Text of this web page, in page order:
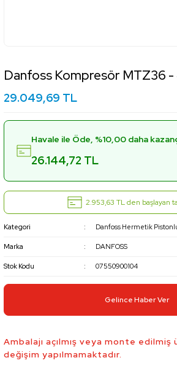
Danfoss Kompresör MTZ36 -
29.049,69 TL
Havale ile Öde, %10,00 daha
26.144,72 TL
2.953,63 TL den başlayan
Kategori Danfoss Hermetik
Marka DANFOSS
Stok Kodu 07550900104
Gelince Haber Ver
Ambalajı açılmış veya monte
değişim yapılmamaktadır.